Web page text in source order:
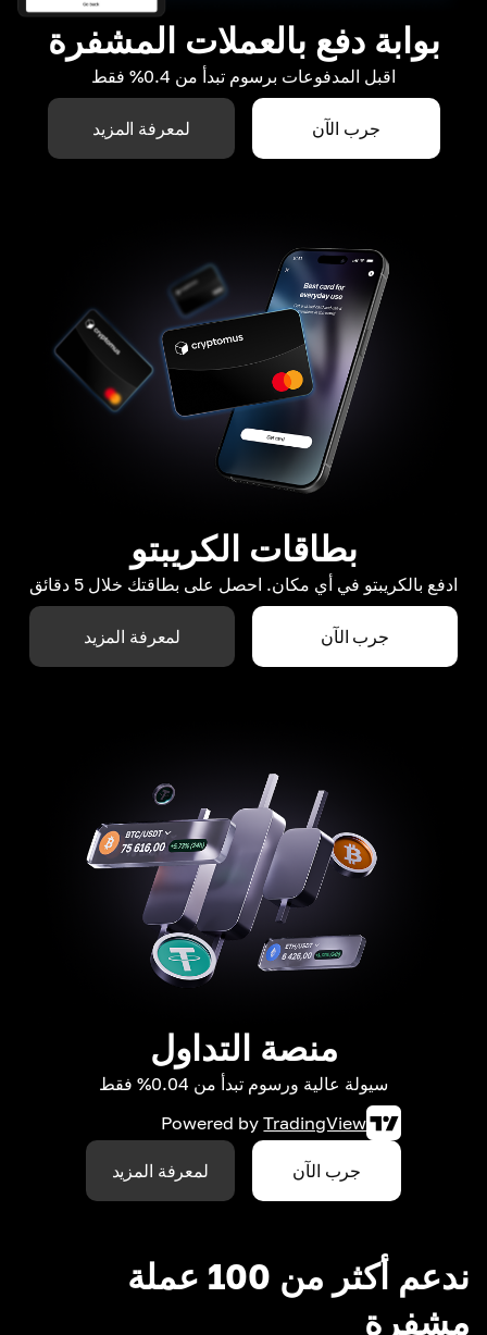
بوابة دفع بالعملات المشفرة
اقبل المدفوعات برسوم تبدأ من 0.4% فقط
جرب الآن لمعرفة المزيد
بطاقات الكريبتو
ادفع بالكريبتو في أي مكان. احصل على بطاقتك خلال 5 دقائق
جرب الآن لمعرفة المزيد
منصة التداول
سيولة عالية ورسوم تبدأ من 0.04% فقط
Powered by TradingView
جرب الآن لمعرفة المزيد
ندعم أكثر من 100 عملة
مشفرة